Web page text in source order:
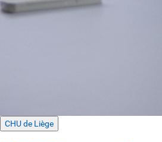
CHU de Liège